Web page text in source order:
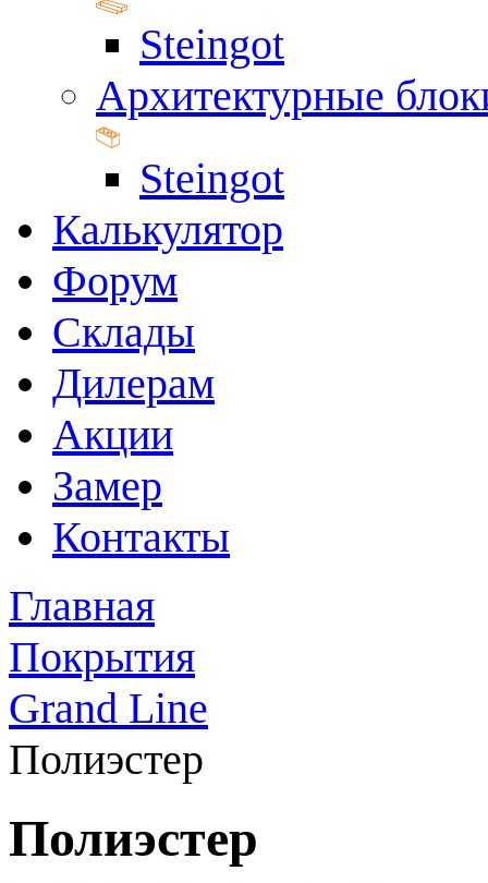
Steingot
Архитектурные
Steingot
Калькулятор
Форум
Склады
Дилерам
Акции
Замер
Контакты
Главная
Покрытия
Grand Line
Полиэстер
Полиэстер